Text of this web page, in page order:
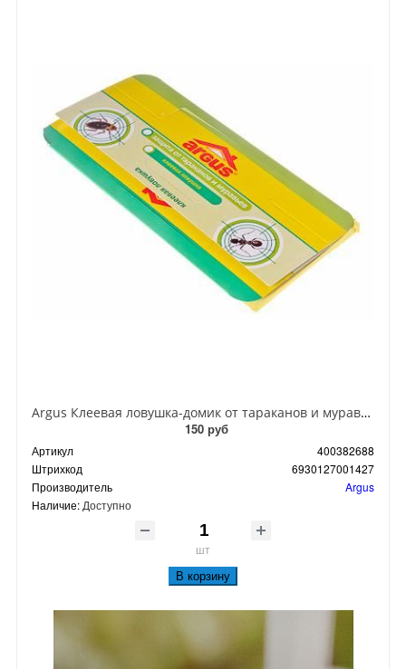
Argus Клеевая ловушка-домик от тараканов и муравьев
150 руб
Артикул
400382688
Штрихкод
6930127001427
Производитель
Argus
Наличие: Доступно
шт
В корзину